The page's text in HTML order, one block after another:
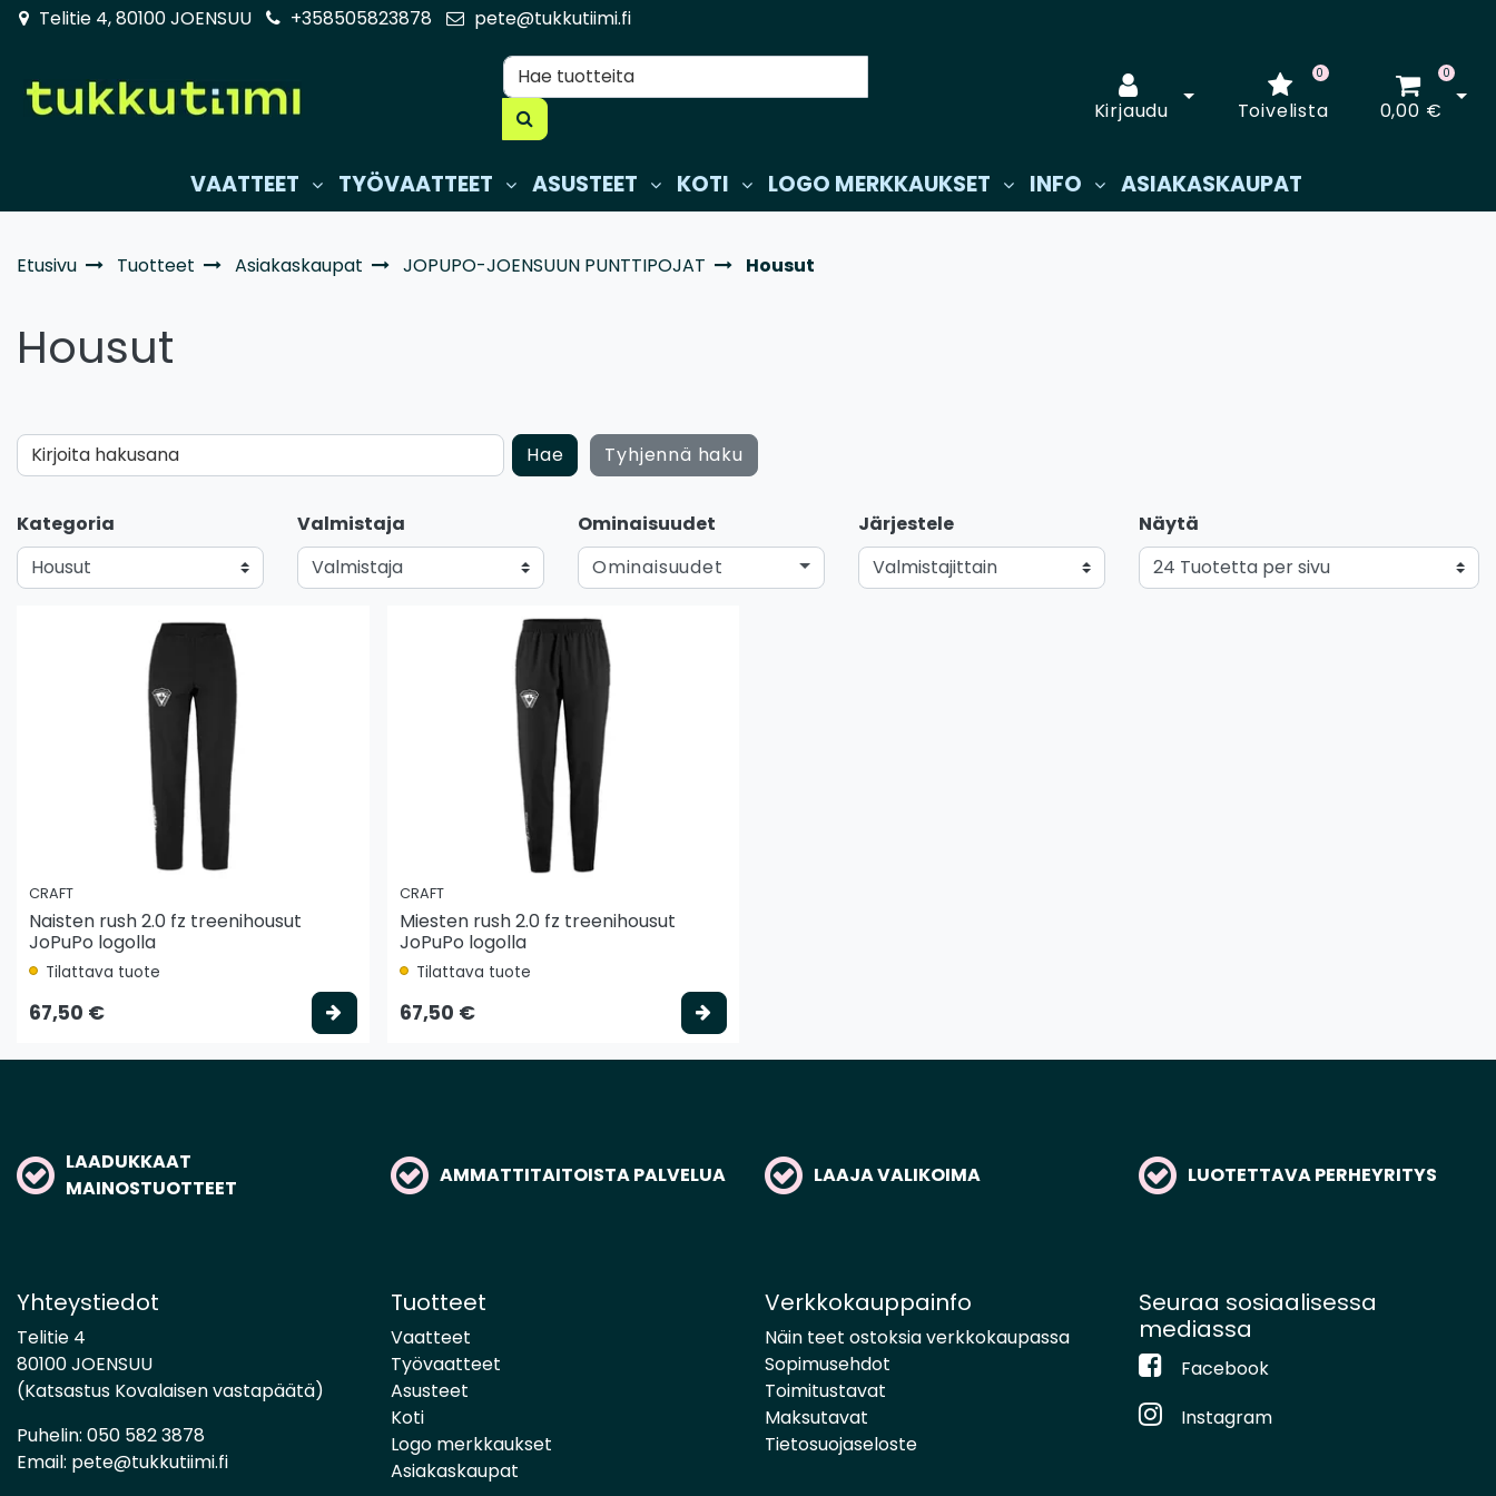
Siirry pääsisältöön
Telitie 4, 80100 JOENSUU +358505823878 pete@tukkutiimi.fi
Kirjaudu
Avaa kirjautuminen
Toivelista
0 0
0,00 €
VAATTEET TYÖVAATTEET ASUSTEET KOTI LOGO MERKKAUKSET INFO ASIAKASKAUPAT
Etusivu Tuotteet Asiakaskaupat JOPUPO-JOENSUUN PUNTTIPOJAT Housut
Housut
Kirjoita hakusana Hae Tyhjennä haku
Kategoria Valmistaja
Ominaisuudet
Ominaisuudet
Järjestele Näytä
CRAFT
Naisten rush 2.0 fz treenihousut
JoPuPo logolla
Tilattava tuote
67,50 € Valitse vaihtoehto
CRAFT
Miesten rush 2.0 fz treenihousut
JoPuPo logolla
Tilattava tuote
67,50 €
LAADUKKAAT
MAINOSTUOTTEET
AMMATTITAITOISTA PALVELUA LAAJA VALIKOIMA LUOTETTAVA PERHEYRITYS
Yhteystiedot
Telitie 4
80100 JOENSUU
(Katsastus Kovalaisen vastapäätä)
Puhelin: 050 582 3878
Email: pete@tukkutiimi.fi
Tuotteet
Vaatteet
Työvaatteet
Asusteet
Koti
Logo merkkaukset
Asiakaskaupat
Verkkokauppainfo
Näin teet ostoksia verkkokaupassa
Sopimusehdot
Toimitustavat
Maksutavat
Tietosuojaseloste
Seuraa sosiaalisessa
mediassa
Facebook
Instagram